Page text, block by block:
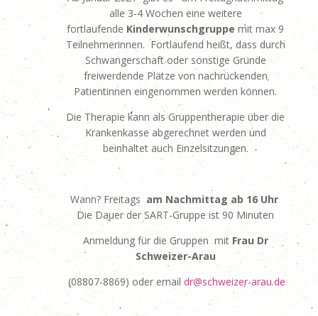
alle 3-4 Wochen eine weitere
fortlaufende Kinderwunschgruppe mit max 9
Teilnehmerinnen. Fortlaufend heißt, dass durch
Schwangerschaft oder sonstige Gründe
freiwerdende Plätze von nachrückenden
Patientinnen eingenommen werden können.
Die Therapie kann als Gruppentherapie über die
Krankenkasse abgerechnet werden und
beinhaltet auch Einzelsitzungen.
Wann? Freitags am Nachmittag ab 16 Uhr
Die Dauer der SART-Gruppe ist 90 Minuten
Anmeldung für die Gruppen mit Frau Dr
Schweizer-Arau
(08807-8869) oder email dr@schweizer-arau.de